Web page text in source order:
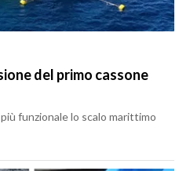
del primo cassone
funzionale lo scalo marittimo